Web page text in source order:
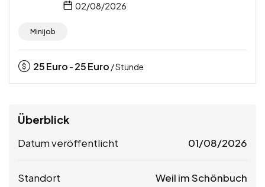
02/08/2026
Minijob
25Euro - 25Euro / Stunde
Überblick
Datum veröffentlicht 01/08/2026
Standort Weil im Schönbuch